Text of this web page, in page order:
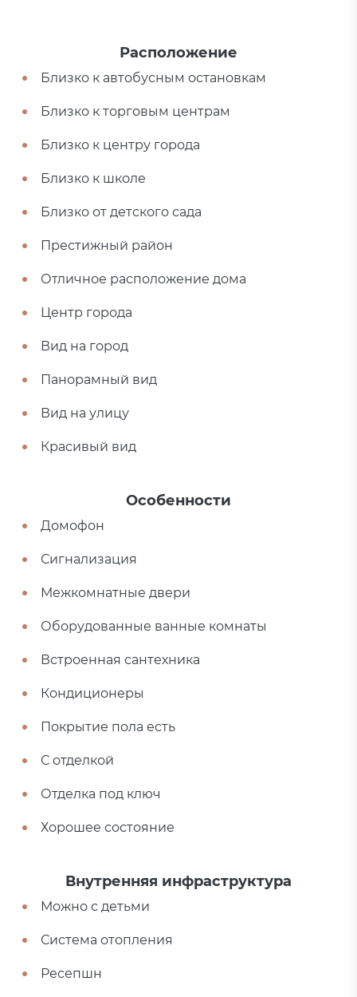
Расположение
Близко к автобусным остановкам
Близко к торговым центрам
Близко к центру города
Близко к школе
Близко от детского сада
Престижный район
Отличное расположение дома
Центр города
Вид на город
Панорамный вид
Вид на улицу
Красивый вид
Особенности
Домофон
Сигнализация
Межкомнатные двери
Оборудованные ванные комнаты
Встроенная сантехника
Кондиционеры
Покрытие пола есть
С отделкой
Отделка под ключ
Хорошее состояние
Внутренняя инфраструктура
Можно с детьми
Система отопления
Ресепшн